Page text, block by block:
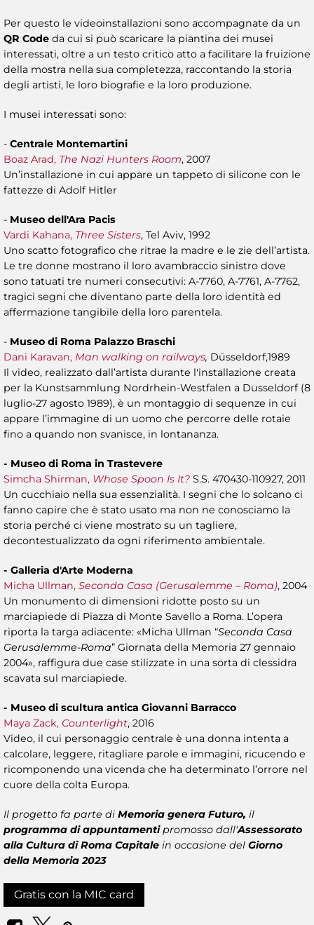
Per questo le videoinstallazioni sono accompagnate da un
QR Code da cui si può scaricare la piantina dei musei
interessati, oltre a un testo critico atto a facilitare la fruizione
della mostra nella sua completezza, raccontando la storia
degli artisti, le loro biografie e la loro produzione.
I musei interessati sono:
- Centrale Montemartini
Boaz Arad, The Nazi Hunters Room, 2007
Un’installazione in cui appare un tappeto di silicone con le
fattezze di Adolf Hitler
- Museo dell'Ara Pacis
Vardi Kahana, Three Sisters, Tel Aviv, 1992
Uno scatto fotografico che ritrae la madre e le zie dell’artista.
Le tre donne mostrano il loro avambraccio sinistro dove
sono tatuati tre numeri consecutivi: A-7760, A-7761, A-7762,
tragici segni che diventano parte della loro identità ed
affermazione tangibile della loro parentela.
- Museo di Roma Palazzo Braschi
Dani Karavan, Man walking on railways, Düsseldorf,1989
Il video, realizzato dall’artista durante l'installazione creata
per la Kunstsammlung Nordrhein-Westfalen a Dusseldorf (8
luglio-27 agosto 1989), è un montaggio di sequenze in cui
appare l’immagine di un uomo che percorre delle rotaie
fino a quando non svanisce, in lontananza.
- Museo di Roma in Trastevere
Simcha Shirman, Whose Spoon Is It? S.S. 470430-110927, 2011
Un cucchiaio nella sua essenzialità. I segni che lo solcano ci
fanno capire che è stato usato ma non ne conosciamo la
storia perché ci viene mostrato su un tagliere,
decontestualizzato da ogni riferimento ambientale.
- Galleria d'Arte Moderna
Micha Ullman, Seconda Casa (Gerusalemme – Roma), 2004
Un monumento di dimensioni ridotte posto su un
marciapiede di Piazza di Monte Savello a Roma. L’opera
riporta la targa adiacente: «Micha Ullman “Seconda Casa
Gerusalemme-Roma” Giornata della Memoria 27 gennaio
2004», raffigura due case stilizzate in una sorta di clessidra
scavata sul marciapiede.
- Museo di scultura antica Giovanni Barracco
Maya Zack, Counterlight, 2016
Video, il cui personaggio centrale è una donna intenta a
calcolare, leggere, ritagliare parole e immagini, ricucendo e
ricomponendo una vicenda che ha determinato l’orrore nel
cuore della colta Europa.
Il progetto fa parte di Memoria genera Futuro, il
programma di appuntamentipromosso dall'Assessorato
alla Cultura di Roma Capitale in occasione del Giorno
della Memoria 2023
Gratis con la MIC card